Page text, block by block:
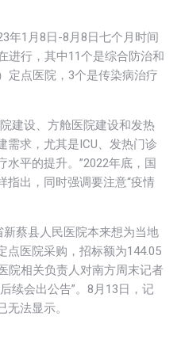
年1月8日-8月8日七个月时间
进行，其中11个是综合防治和
定点医院，3个是传染病治疗
建设、方舱医院建设和发热
需求，尤其是ICU、发热门诊
平的提升。”2022年底，国
指出，同时强调要注意“疫情
蔡县人民医院本来想为当地
点医院采购，招标额为144.05
院相关负责人对南方周末记者
续会出公告”。8月13日，记
法显示。